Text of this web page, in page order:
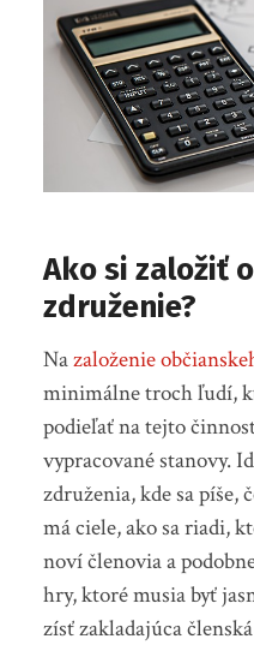
Ako si založiť
združenie?
Nazaloženie
minimálne troch ľudí,
podieľať na tejto
vypracované stanovy.
združenia, kde sa píše,
má ciele, ako sa riadi,
noví členovia a
hry, ktoré musia byť
zísť zakladajúca